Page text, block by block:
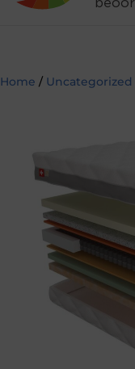
Home / Uncategorized